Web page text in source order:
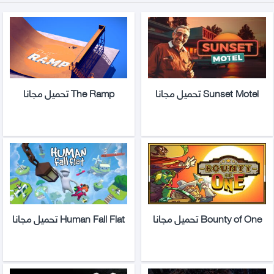
Sunset Motel تحميل مجانا The Ramp تحميل مجانا
Bounty of One تحميل مجانا Human Fall Flat تحميل مجانا